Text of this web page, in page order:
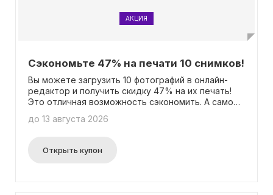
АКЦИЯ
Сэкономьте 47% на печати 10 снимков!
Вы можете загрузить 10 фотографий в онлайн-
редактор и получить скидку 47% на их печать!
Это отличная возможность сэкономить. А самое
использования этого предложения. Просто
необходимые настройки и получите
высококачественные отпечатки с большой
до 13 августа 2026
Открыть купон